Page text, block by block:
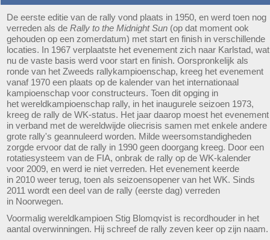
De eerste editie van de rally vond plaats in 1950, en werd toen nog
verreden als de Rally to the Midnight Sun (op dat moment ook
gehouden op een zomerdatum) met start en finish in verschillende
locaties. In 1967 verplaatste het evenement zich naar Karlstad, wat
nu de vaste basis werd voor start en finish. Oorspronkelijk als
ronde van het Zweeds rallykampioenschap, kreeg het evenement
vanaf 1970 een plaats op de kalender van het internationaal
kampioenschap voor constructeurs. Toen dit opging in
het wereldkampioenschap rally, in het inaugurele seizoen 1973,
kreeg de rally de WK-status. Het jaar daarop moest het evenement
in verband met de wereldwijde oliecrisis samen met enkele andere
grote rally's geannuleerd worden. Milde weersomstandigheden
zorgde ervoor dat de rally in 1990 geen doorgang kreeg. Door een
rotatiesysteem van de FIA, onbrak de rally op de WK-kalender
voor 2009, en werd ie niet verreden. Het evenement keerde
in 2010 weer terug, toen als seizoensopener van het WK. Sinds
2011 wordt een deel van de rally (eerste dag) verreden
in Noorwegen.
Voormalig wereldkampioen Stig Blomqvist is recordhouder in het
aantal overwinningen. Hij schreef de rally zeven keer op zijn naam.